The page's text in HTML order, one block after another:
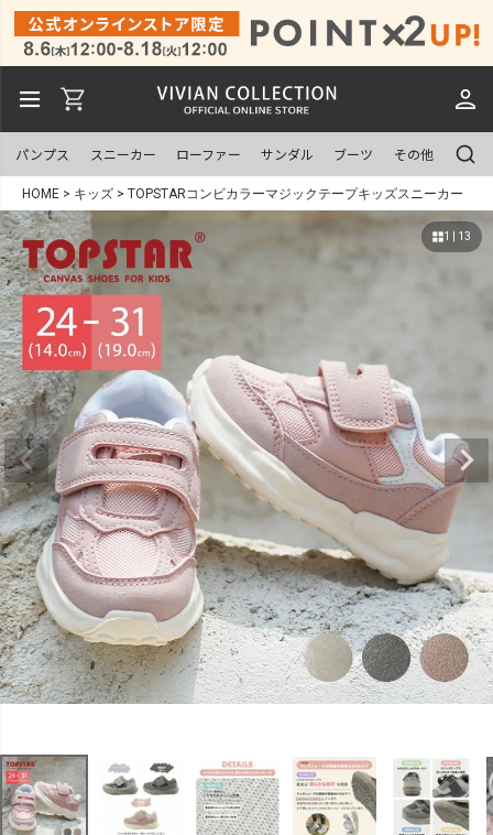
パンプス スニーカー ローファー サンダル ブーツ その他
HOME キッズ TOPSTARコンビカラーマジックテープキッズスニーカー
1 | 13